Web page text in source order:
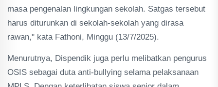
masa pengenalan lingkungan sekolah. Satgas tersebut
harus diturunkan di sekolah-sekolah yang dirasa
rawan," kata Fathoni, Minggu (13/7/2025).
Menurutnya, Dispendik juga perlu melibatkan pengurus
OSIS sebagai duta anti-bullying selama pelaksanaan